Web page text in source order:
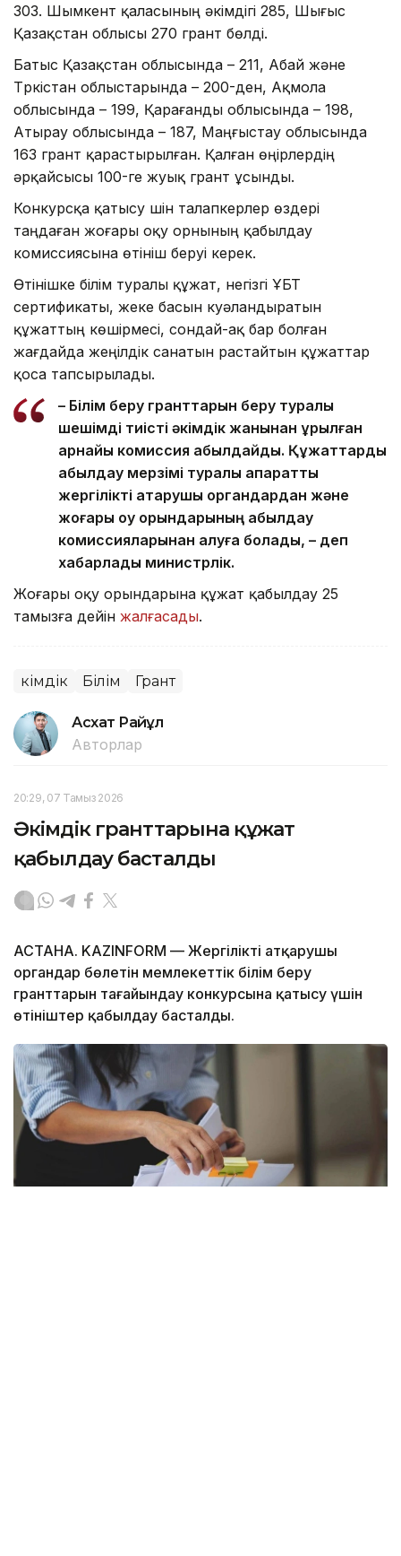
303. Шымкент қаласының әкімдігі 285, Шығыс
Қазақстан облысы 270 грант бөлді.
Батыс Қазақстан облысында – 211, Абай және
Түркістан облыстарында – 200-ден, Ақмола
облысында – 199, Қарағанды облысында – 198,
Атырау облысында – 187, Маңғыстау облысында
163 грант қарастырылған. Қалған өңірлердің
әрқайсысы 100-ге жуық грант ұсынды.
Конкурсқа қатысу үшін талапкерлер өздері
таңдаған жоғары оқу орнының қабылдау
комиссиясына өтініш беруі керек.
Өтінішке білім туралы құжат, негізгі ҰБТ
сертификаты, жеке басын куәландыратын
құжаттың көшірмесі, сондай-ақ бар болған
жағдайда жеңілдік санатын растайтын құжаттар
қоса тапсырылады.
– Білім беру гранттарын беру туралы
шешімді тиісті әкімдік жанынан құрылған
арнайы комиссия қабылдайды. Құжаттарды
қабылдау мерзімі туралы ақпаратты
жергілікті атқарушы органдардан және
жоғары оқу орындарының қабылдау
комиссияларынан алуға болады, – деп
хабарлады министрлік.
Жоғары оқу орындарына құжат қабылдау 25
тамызға дейін жалғасады.
Әкімдік Білім Грант
Асхат Райқұл
Авторлар
20:29, 07 Тамыз 2026
Әкімдік гранттарына құжат
қабылдау басталды
АСТАНА. KAZINFORM — Жергілікті атқарушы
органдар бөлетін мемлекеттік білім беру
гранттарын тағайындау конкурсына қатысу үшін
өтініштер қабылдау басталды.